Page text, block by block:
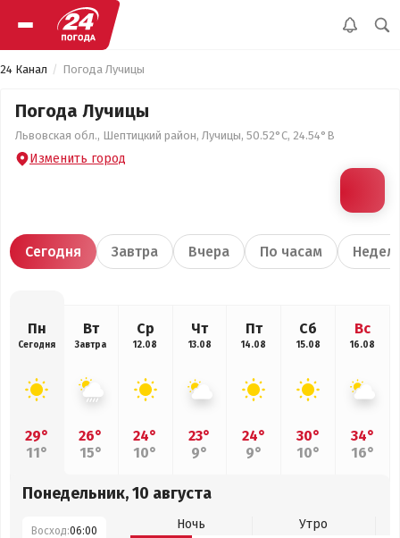
24 Канал Погода Лучицы
Погода Лучицы
Львовская обл., Шептицкий район, Лучицы, 50.52°С, 24.54°В
Изменить город
Сегодня Завтра Вчера По часам
Пн
Сегодня
29°
11°
Вт
Завтра
26°
15°
Ср
12.08
24°
10°
Чт
13.08
23°
9°
Пт
14.08
24°
9°
Сб
15.08
30°
10°
Вс
16.08
34°
16°
Понедельник, 10 августа
Восход:06:00 Ночь
Утро